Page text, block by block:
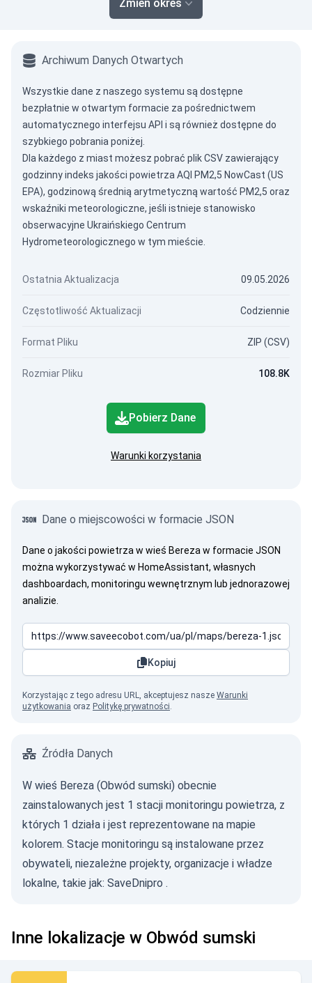
Zmień okres
Archiwum Danych Otwartych
Wszystkie dane z naszego systemu są dostępne
bezpłatnie w otwartym formacie za pośrednictwem
automatycznego interfejsu API i są również dostępne do
szybkiego pobrania poniżej.
Dla każdego z miast możesz pobrać plik CSV zawierający
godzinny indeks jakości powietrza AQI PM2,5 NowCast (US
EPA), godzinową średnią arytmetyczną wartość PM2,5 oraz
wskaźniki meteorologiczne, jeśli istnieje stanowisko
obserwacyjne Ukraińskiego Centrum
Hydrometeorologicznego w tym mieście.
Ostatnia Aktualizacja 09.05.2026
Częstotliwość Aktualizacji Codziennie
Format Pliku ZIP (CSV)
Rozmiar Pliku 108.8K
Pobierz Dane
Warunki korzystania
Dane o miejscowości w formacie JSON
Dane o jakości powietrza w wieś Bereza w formacie JSON
można wykorzystywać w HomeAssistant, własnych
dashboardach, monitoringu wewnętrznym lub jednorazowej
analizie.
Kopiuj
Korzystając z tego adresu URL, akceptujesz nasze Warunki
użytkowania oraz Politykę prywatności.
Źródła Danych
W wieś Bereza (Obwód sumski) obecnie
zainstalowanych jest 1 stacji monitoringu powietrza, z
których 1 działa i jest reprezentowane na mapie
kolorem. Stacje monitoringu są instalowane przez
obywateli, niezależne projekty, organizacje i władze
lokalne, takie jak: SaveDnipro .
Inne lokalizacje w Obwód sumski